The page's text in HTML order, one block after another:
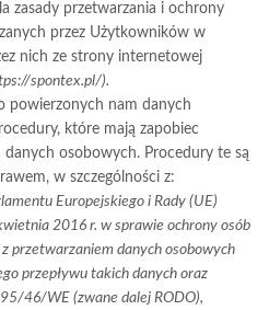
zasady przetwarzania i ochrony
przez Użytkowników w
nich ze strony internetowej
spontex.pl/).
powierzonych nam danych
które mają zapobiec
danych osobowych. Procedury te są
w szczególności z:
Europejskiego i Rady (UE)
2016 r. w sprawie ochrony osób
przetwarzaniem danych osobowych
przepływu takich danych oraz
46/WE (zwane dalej RODO),